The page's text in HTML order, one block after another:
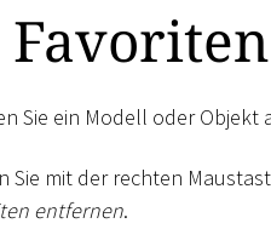
Sie ein Modell oder Objekt
Sie mit der rechten
entfernen.